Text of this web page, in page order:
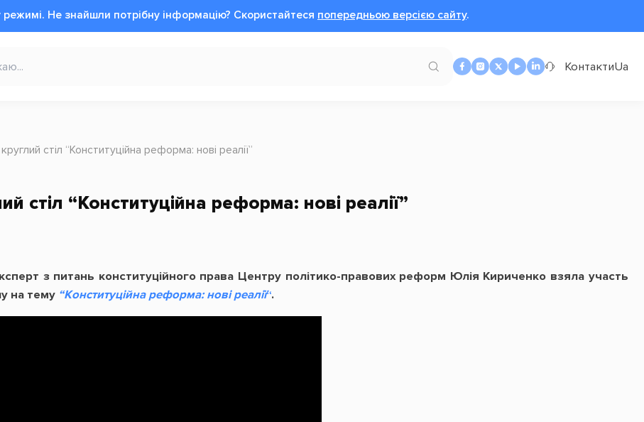
режимі. Не знайшли потрібну інформацію? Cкористайтеся попередньою версією сайту.
КонтактиUa
стіл “Конституційна реформа: нові реалії”
стіл “Конституційна реформа: нові реалії”
з питань конституційного права Центру політико-правових реформ Юлія Кириченко взяла участь
на тему “Конституційна реформа: нові реалії“.